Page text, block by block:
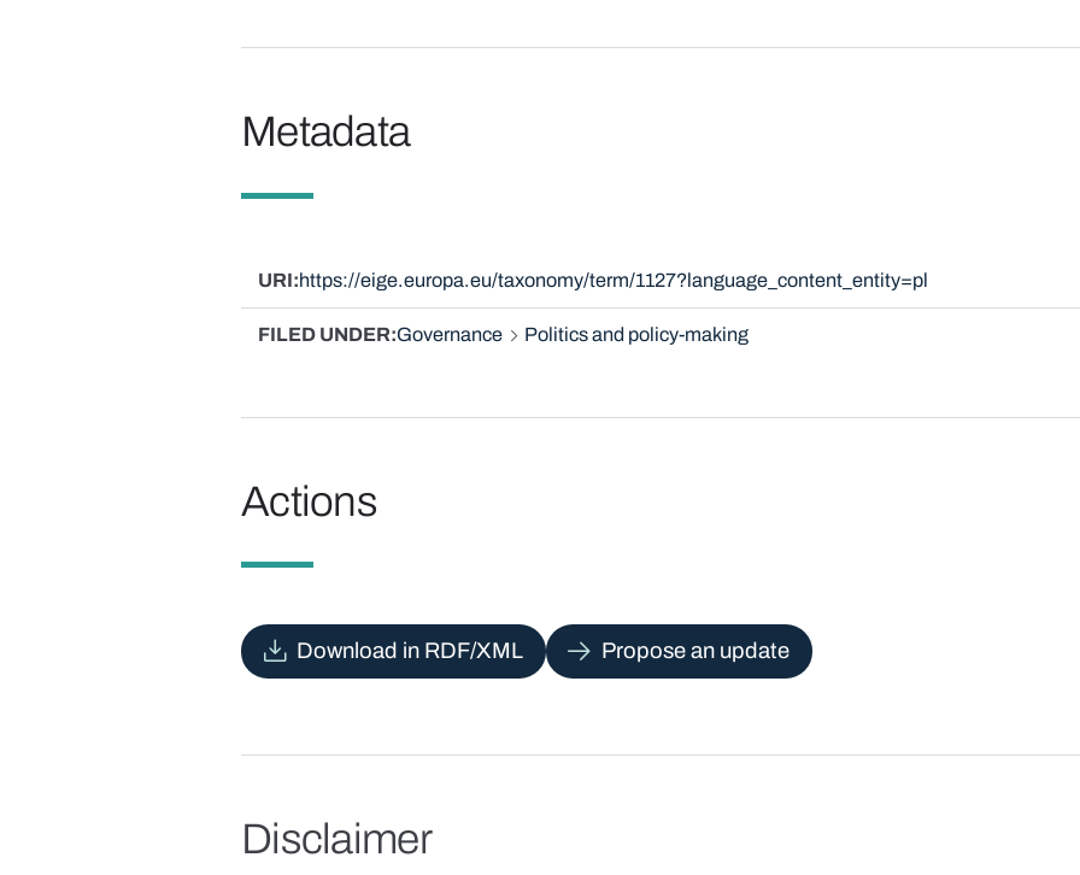
Metadata
URI https://eige.europa.eu/taxonomy/term/1127?language_content_entity=pl
FILED UNDER Governance Politics and policy-making
Actions
Download in RDF/XML Propose an update
Disclaimer